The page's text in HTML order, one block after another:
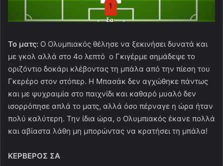
Το ματς: O Oλυμπιακός θέλησε να ξεκινήσει δυνατά και
με γκολ αλλά στο 4ο λεπτό ο Γκιγέρμε σημάδεψε το
οριζόντιο δοκάρι κλέβοντας τη μπάλα από την πίεση του
Γκερέρο στον στόπερ. Η Μπασάκ δεν αγχώθηκε πάντως
και με ψυχραιμία στο παιχνίδι και καθαρό μυαλό δεν
ισορρόπησε απλά το ματς, αλλά όσο πέρναγε η ώρα ήταν
πολύ καλύτερη. Την ίδια ώρα, ο Ολυμπιακός έκανε πολλά
και αβίαστα λάθη μη μπορώντας να κρατήσει τη μπάλα!
ΚΕΡΒΕΡΟΣ ΣΑ